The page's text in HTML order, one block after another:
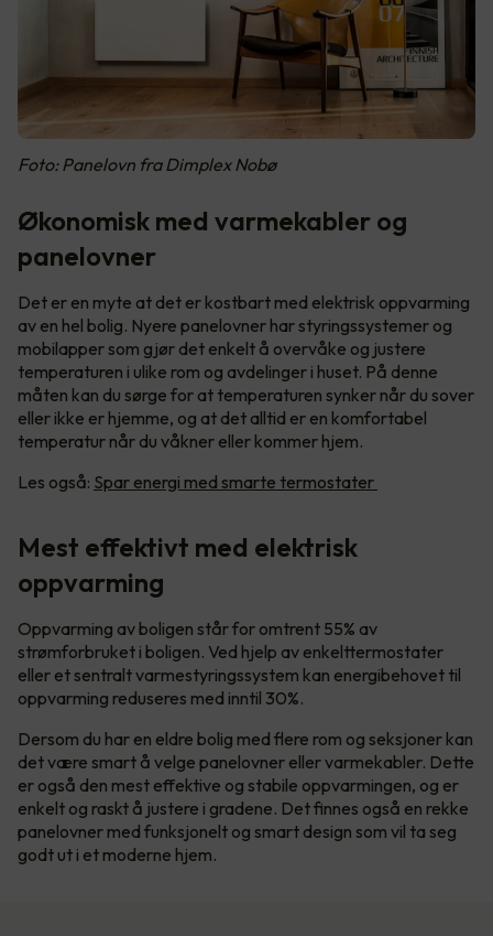
Foto: Panelovn fra Dimplex Nobø
Økonomisk med varmekabler og
panelovner
Det er en myte at det er kostbart med elektrisk oppvarming
av en hel bolig. Nyere panelovner har styringssystemer og
mobilapper som gjør det enkelt å overvåke og justere
temperaturen i ulike rom og avdelinger i huset. På denne
måten kan du sørge for at temperaturen synker når du sover
eller ikke er hjemme, og at det alltid er en komfortabel
temperatur når du våkner eller kommer hjem.
Les også: Spar energi med smarte termostater
Mest effektivt med elektrisk
oppvarming
Oppvarming av boligen står for omtrent 55% av
strømforbruket i boligen. Ved hjelp av enkelttermostater
eller et sentralt varmestyringssystem kan energibehovet til
oppvarming reduseres med inntil 30%.
Dersom du har en eldre bolig med flere rom og seksjoner kan
det være smart å velge panelovner eller varmekabler. Dette
er også den mest effektive og stabile oppvarmingen, og er
enkelt og raskt å justere i gradene. Det finnes også en rekke
panelovner med funksjonelt og smart design som vil ta seg
godt ut i et moderne hjem.